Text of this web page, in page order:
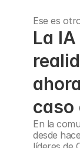
Ese es
La
caso
En la
desde